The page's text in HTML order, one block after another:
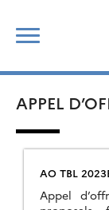
content
APPEL
AO TBL
Appel